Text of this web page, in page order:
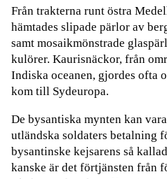
Från trakterna runt östra
hämtades slipade pärlor av
samt mosaikmönstrade
kulörer. Kaurisnäckor, från
Indiska oceanen, gjordes ofta
kom till Sydeuropa.
De bysantiska mynten kan
utländska soldaters betalning
bysantinske kejsarens så
kanske är det förtjänsten från